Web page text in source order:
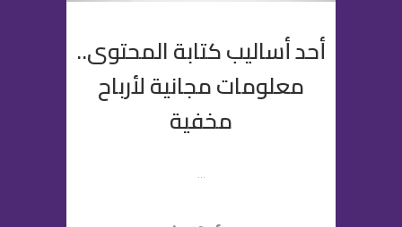
أحد أساليب كتابة المحتوى..
معلومات مجانية لأرباح
مخفية
...